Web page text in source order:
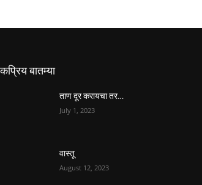
बातम्या
ताण दूर करायचा तर…
July 1, 2023
वास्तू
August 12, 2023